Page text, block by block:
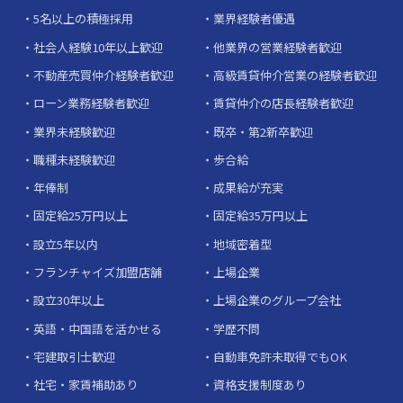
5名以上の積極採用
業界経験者優遇
社会人経験10年以上歓迎
他業界の営業経験者歓迎
不動産売買仲介経験者歓迎
高級賃貸仲介営業の経験者歓迎
ローン業務経験者歓迎
賃貸仲介の店長経験者歓迎
業界未経験歓迎
既卒・第2新卒歓迎
職種未経験歓迎
歩合給
年俸制
成果給が充実
固定給25万円以上
固定給35万円以上
設立5年以内
地域密着型
フランチャイズ加盟店舗
上場企業
設立30年以上
上場企業のグループ会社
英語・中国語を活かせる
学歴不問
宅建取引士歓迎
自動車免許未取得でもOK
社宅・家賃補助あり
資格支援制度あり